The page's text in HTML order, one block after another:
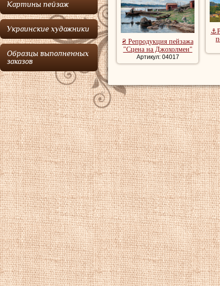
Картины пейзаж
Украинские художники
Образцы выполненных
заказов
классическом
Купить
репродукции
художника,
Купить картины
репродукции
₴ Репродукция пейзажа
"Сцена на Джохолмен"
Артикул: 04017